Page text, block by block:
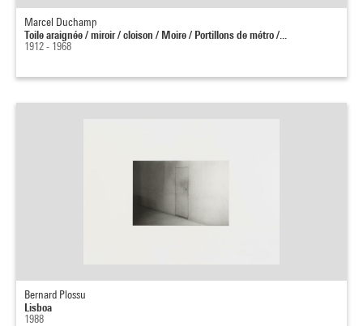
Marcel Duchamp
Toile araignée / miroir / cloison / Moire / Portillons de métro /...
1912 - 1968
Bernard Plossu
Lisboa
1988